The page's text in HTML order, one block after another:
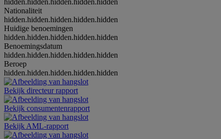
hidden.hidden.hidden.hidden.hidden
Nationaliteit
hidden.hidden.hidden.hidden.hidden
Huidige benoemingen
hidden.hidden.hidden.hidden.hidden
Benoemingsdatum
hidden.hidden.hidden.hidden.hidden
Beroep
hidden.hidden.hidden.hidden.hidden
Bekijk directeur rapport
Bekijk consumentenrapport
Bekijk AML-rapport